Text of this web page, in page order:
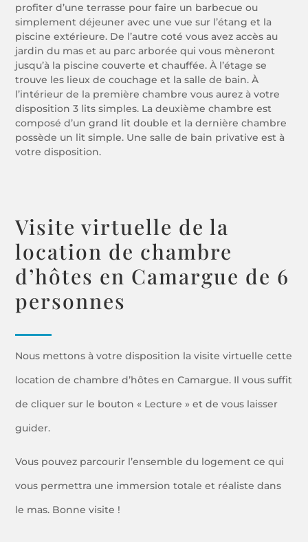
profiter d’une terrasse pour faire un barbecue ou
simplement déjeuner avec une vue sur l’étang et la
piscine extérieure. De l’autre coté vous avez accès au
jardin du mas et au parc arborée qui vous mèneront
jusqu’à la piscine couverte et chauffée. À l’étage se
trouve les lieux de couchage et la salle de bain. À
l’intérieur de la première chambre vous aurez à votre
disposition 3 lits simples. La deuxième chambre est
composé d’un grand lit double et la dernière chambre
possède un lit simple. Une salle de bain privative est à
votre disposition.
Visite virtuelle de la
location de chambre
d’hôtes en Camargue de 6
personnes
Nous mettons à votre disposition la visite virtuelle cette
location de chambre d’hôtes en Camargue. Il vous suffit
de cliquer sur le bouton « Lecture » et de vous laisser
guider.
Vous pouvez parcourir l’ensemble du logement ce qui
vous permettra une immersion totale et réaliste dans
le mas. Bonne visite !